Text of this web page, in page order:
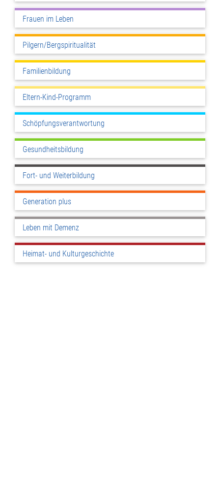
Frauen im Leben
Pilgern/Bergspiritualität
Familienbildung
Eltern-Kind-Programm
Schöpfungsverantwortung
Gesundheitsbildung
Fort- und Weiterbildung
Generation plus
Leben mit Demenz
Heimat- und Kulturgeschichte